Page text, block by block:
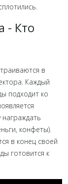
- Кто
в
Каждый
подходит ко
награждать
конфеты).
в конец своей
готовится к